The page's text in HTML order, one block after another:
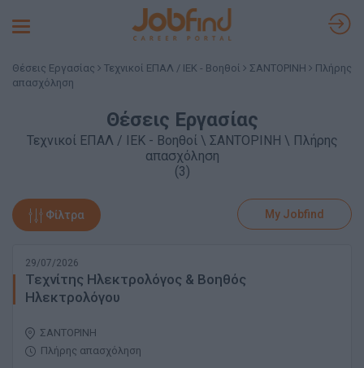
Toggle
Θέσεις Εργασίας Τεχνικοί ΕΠΑΛ / ΙΕΚ - Βοηθοί ΣΑΝΤΟΡΙΝΗ
Πλήρης
απασχόληση
Θέσεις Εργασίας
Τεχνικοί ΕΠΑΛ / ΙΕΚ - Βοηθοί \ ΣΑΝΤΟΡΙΝΗ \ Πλήρης
απασχόληση
(3)
Φίλτρα My Jobfind
29/07/2026
Τεχνίτης Ηλεκτρολόγος & Βοηθός
Ηλεκτρολόγου
ΣΑΝΤΟΡΙΝΗ
Πλήρης απασχόληση